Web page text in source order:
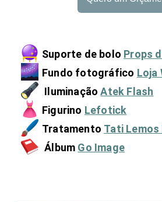
Suporte de bolo Props
Fundo fotográfico Loja
IluminaçãoAtek Flash
Figurino Lefotick
Tratamento Tati Lemos
Álbum Go Image